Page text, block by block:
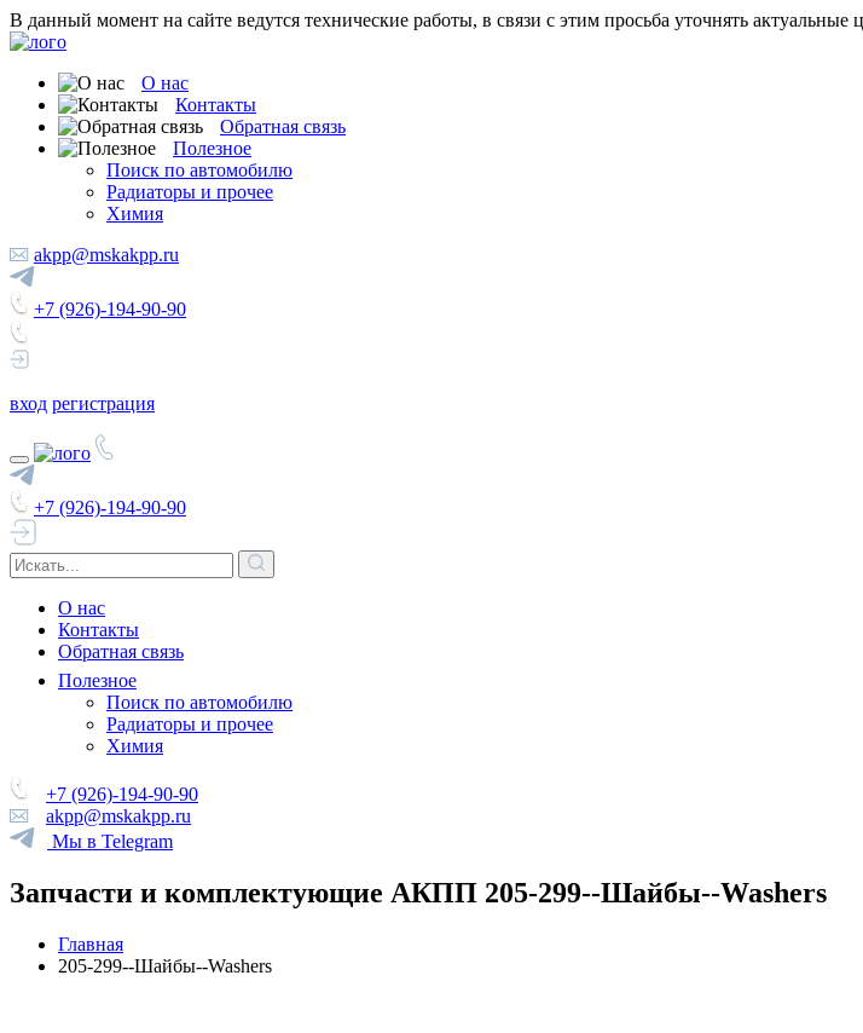
В данный момент на сайте ведутся технические работы, в связи с этим просьба уточнять актуальные
О нас
Контакты
Обратная связь
Полезное
Поиск по автомобилю
Радиаторы и прочее
Химия
akpp@mskakpp.ru
+7 (926)-194-90-90
вход регистрация
+7 (926)-194-90-90
О нас
Контакты
Обратная связь
Полезное
Поиск по автомобилю
Радиаторы и прочее
Химия
+7 (926)-194-90-90
akpp@mskakpp.ru
Мы в Telegram
Запчасти и комплектующие АКПП 205-299--Шайбы--Washers
Главная
205-299--Шайбы--Washers